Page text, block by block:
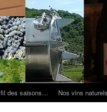
des saisons… Nos vins naturels